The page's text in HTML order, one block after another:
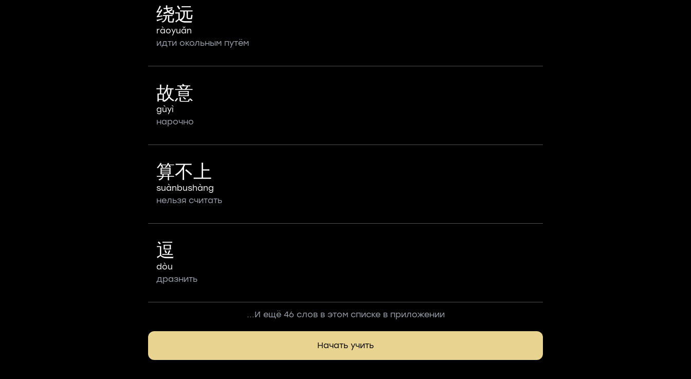
绕远
ràoyuǎn
идти окольным путём
故意
gùyì
нарочно
算不上
suànbushàng
нельзя считать
逗
dòu
дразнить
...И ещё 46 слов в этом списке в приложении
Начать учить